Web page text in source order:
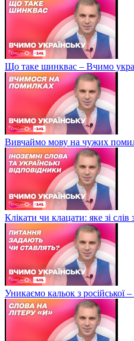
Що таке шинквас – Вчимо
Вивчаймо мову на чужих
Клікати чи клацати: яке зі
Уникаємо кальок з російської